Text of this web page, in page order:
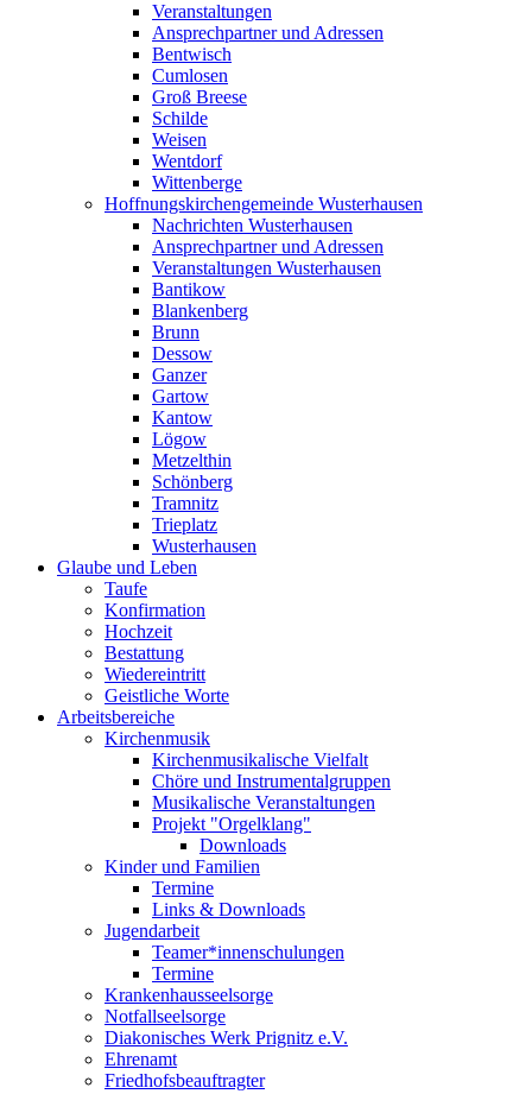
Veranstaltungen
Ansprechpartner und Adressen
Bentwisch
Cumlosen
Groß Breese
Schilde
Weisen
Wentdorf
Wittenberge
Hoffnungskirchengemeinde Wusterhausen
Nachrichten Wusterhausen
Ansprechpartner und Adressen
Veranstaltungen Wusterhausen
Bantikow
Blankenberg
Brunn
Dessow
Ganzer
Gartow
Kantow
Lögow
Metzelthin
Schönberg
Tramnitz
Trieplatz
Wusterhausen
Glaube und Leben
Taufe
Konfirmation
Hochzeit
Bestattung
Wiedereintritt
Geistliche Worte
Arbeitsbereiche
Kirchenmusik
Kirchenmusikalische Vielfalt
Chöre und Instrumentalgruppen
Musikalische Veranstaltungen
Projekt "Orgelklang"
Downloads
Kinder und Familien
Termine
Links & Downloads
Jugendarbeit
Teamer*innenschulungen
Termine
Krankenhausseelsorge
Notfallseelsorge
Diakonisches Werk Prignitz e.V.
Ehrenamt
Friedhofsbeauftragter